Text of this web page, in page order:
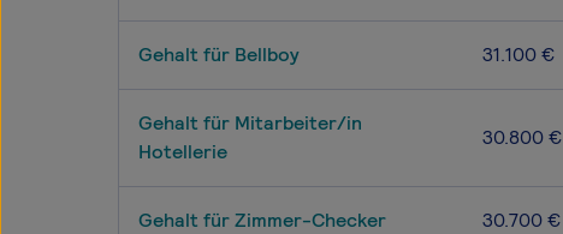
Gehalt für Bellboy 31.100 €
Gehalt für Mitarbeiter/in
Hotellerie
30.800 €
Gehalt für Zimmer-Checker 30.700 €